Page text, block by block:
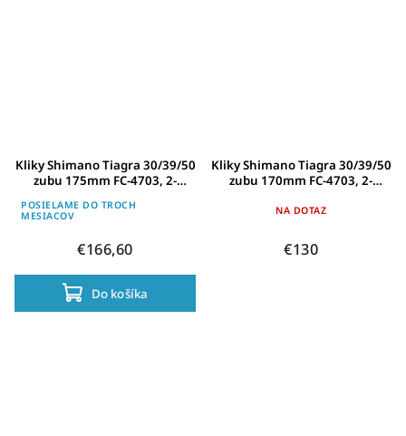
Kliky Shimano Tiagra 30/39/50
zubu 175mm FC-4703, 2-
POSIELAME DO TROCH
MESIACOV
€166,60
Do košíka
Kliky Shimano Tiagra 30/39/50
zubu 170mm FC-4703, 2-
NA DOTAZ
€130